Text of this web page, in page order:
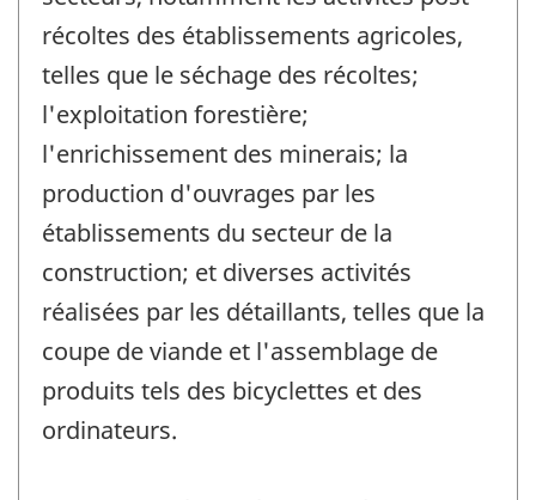
récoltes des établissements agricoles,
telles que le séchage des récoltes;
l'exploitation forestière;
l'enrichissement des minerais; la
production d'ouvrages par les
établissements du secteur de la
construction; et diverses activités
réalisées par les détaillants, telles que la
coupe de viande et l'assemblage de
produits tels des bicyclettes et des
ordinateurs.